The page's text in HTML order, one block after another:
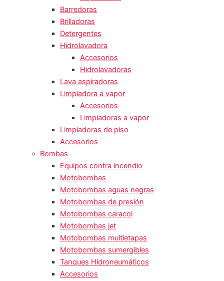
Barredoras
Brilladoras
Detergentes
Hidrolavadora
Accesorios
Hidrolavadoras
Lava aspiradoras
Limpiadora a vapor
Accesorios
Limpiadoras a vapor
Limpiadoras de piso
Accesorios
Bombas
Equipos contra incendio
Motobombas
Motobombas aguas negras
Motobombas de presión
Motobombas caracol
Motobombas jet
Motobombas multietapas
Motobombas sumergibles
Tanques Hidroneumáticos
Accesorios